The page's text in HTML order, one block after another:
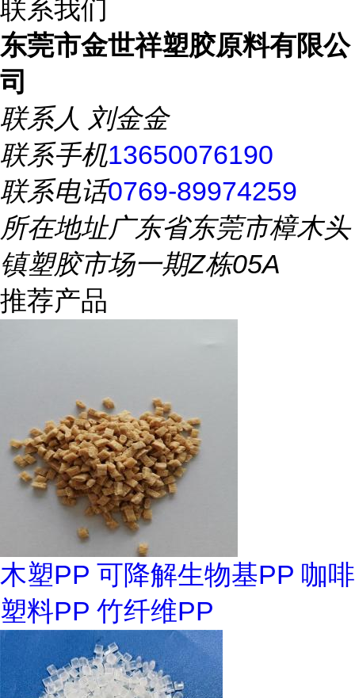
联系我们
东莞市金世祥塑胶原料有限公
司
联系人 刘金金
联系手机13650076190
联系电话0769-89974259
所在地址广东省东莞市樟木头
镇塑胶市场一期Z栋05A
推荐产品
木塑PP 可降解生物基PP 咖啡
塑料PP 竹纤维PP